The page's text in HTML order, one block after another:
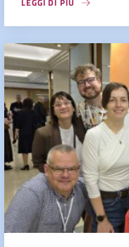
LEGGI DI PIÙ